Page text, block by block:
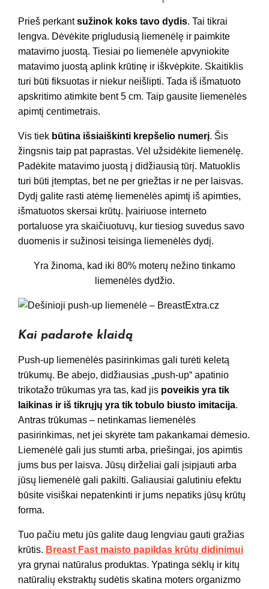
Prieš perkantsužinok koks tavo dydis. Tai tikrai
lengva. Dėvėkite prigludusią liemenėlę ir paimkite
matavimo juostą. Tiesiai po liemenėle apvyniokite
matavimo juostą aplink krūtinę ir iškvėpkite. Skaitiklis
turi būti fiksuotas ir niekur neišlipti. Tada iš išmatuoto
apskritimo atimkite bent 5 cm. Taip gausite liemenėlės
apimtį centimetrais.
Vis tiek būtina išsiaiškinti krepšelio numerį. Šis
žingsnis taip pat paprastas. Vėl užsidėkite liemenėlę.
Padėkite matavimo juostą į didžiausią tūrį. Matuoklis
turi būti įtemptas, bet ne per griežtas ir ne per laisvas.
Dydį galite rasti atėmę liemenėlės apimtį iš apimties,
išmatuotos skersai krūtų. Įvairiuose interneto
portaluose yra skaičiuotuvų, kur tiesiog suvedus savo
duomenis ir sužinosi teisinga liemenėlės dydį.
Yra žinoma, kad iki 80% moterų nežino tinkamo
liemenėlės dydžio.
Kai padarote klaidą
Push-up liemenėlės pasirinkimas gali turėti keletą
trūkumų. Be abejo, didžiausias „push-up“ apatinio
trikotažo trūkumas yra tas, kad jis poveikis yra tik
laikinas ir iš tikrųjų yra tik tobulo biusto imitacija.
Antras trūkumas – netinkamas liemenėlės
pasirinkimas, net jei skyrėte tam pakankamai dėmesio.
Liemenėlė gali jus stumti arba, priešingai, jos apimtis
jums bus per laisva. Jūsų dirželiai gali įsipjauti arba
jūsų liemenėlė gali pakilti. Galiausiai galutiniu efektu
būsite visiškai nepatenkinti ir jums nepatiks jūsų krūtų
forma.
Tuo pačiu metu jūs galite daug lengviau gauti gražias
krūtis. Breast Fast maisto papildas krūtų didinimui
yra grynai natūralus produktas. Ypatinga sėklų ir kitų
natūralių ekstraktų sudėtis skatina moters organizmo